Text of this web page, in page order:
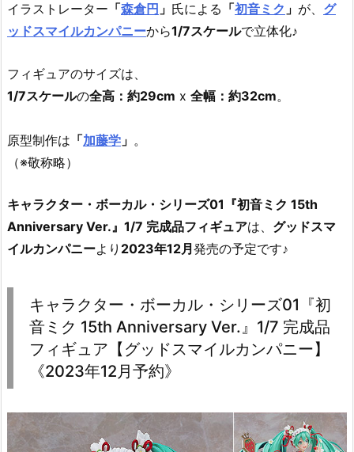
イラストレーター 「森倉円 」 氏による 「初音ミク 」 が、 グ
ッドスマイルカンパニーから1/7スケールで立体化♪
フィギュアのサイズは、
1/7スケールの全高：約29cm x 全幅：約32cm。
原型制作は 「加藤学 」 。
（※敬称略）
キャラクター・ボーカル・シリーズ01『初音ミク 15th
Anniversary Ver.』1/7 完成品フィギュアは、 グッドスマ
イルカンパニーより 2023年12月 発売の予定です♪
キャラクター・ボーカル・シリーズ01『初
音ミク 15th Anniversary Ver.』1/7 完成品
フィギュア【グッドスマイルカンパニー】
《2023年12月予約》